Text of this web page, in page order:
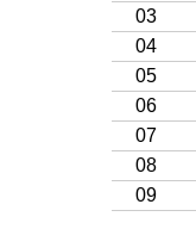
03
04
05
06
07
08
09